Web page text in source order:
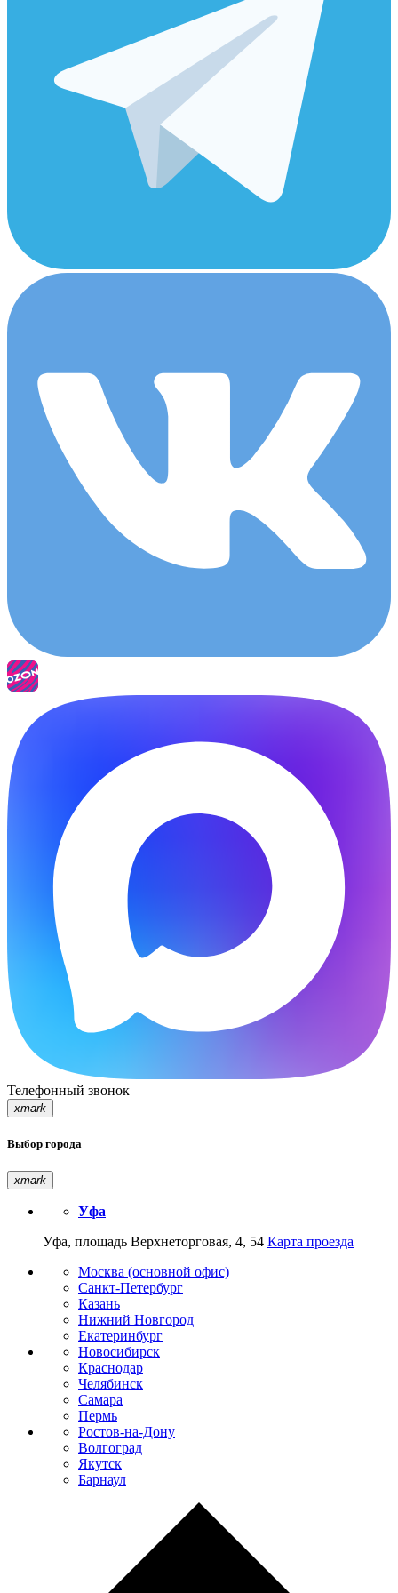
Телефонный звонок
xmark
Выбор города
xmark
Уфа
Уфа, площадь Верхнеторговая, 4, 54 Карта проезда
Москва (основной офис)
Санкт-Петербург
Казань
Нижний Новгород
Екатеринбург
Новосибирск
Краснодар
Челябинск
Самара
Пермь
Ростов-на-Дону
Волгоград
Якутск
Барнаул